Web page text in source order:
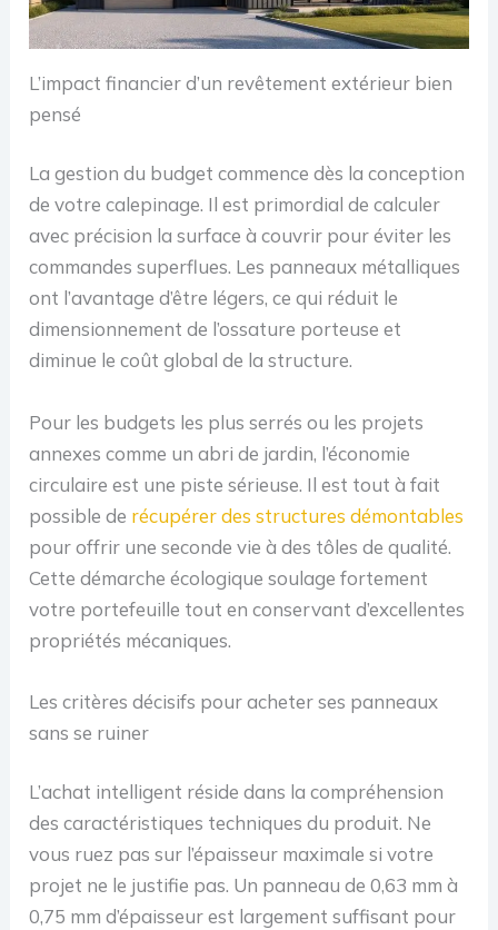
L’impact financier d’un revêtement extérieur bien
pensé
La gestion du budget commence dès la conception
de votre calepinage. Il est primordial de calculer
avec précision la surface à couvrir pour éviter les
commandes superflues. Les panneaux métalliques
ont l’avantage d’être légers, ce qui réduit le
dimensionnement de l’ossature porteuse et
diminue le coût global de la structure.
Pour les budgets les plus serrés ou les projets
annexes comme un abri de jardin, l’économie
circulaire est une piste sérieuse. Il est tout à fait
possible de récupérer des structures démontables
pour offrir une seconde vie à des tôles de qualité.
Cette démarche écologique soulage fortement
votre portefeuille tout en conservant d’excellentes
propriétés mécaniques.
Les critères décisifs pour acheter ses panneaux
sans se ruiner
L’achat intelligent réside dans la compréhension
des caractéristiques techniques du produit. Ne
vous ruez pas sur l’épaisseur maximale si votre
projet ne le justifie pas. Un panneau de 0,63 mm à
0,75 mm d’épaisseur est largement suffisant pour